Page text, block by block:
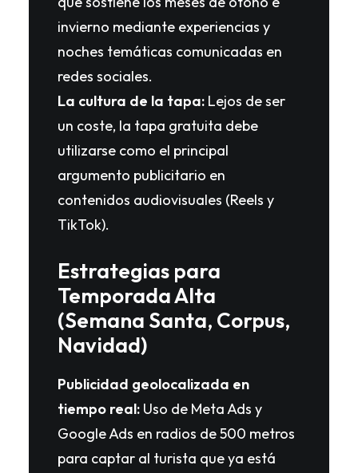
invierno mediante experiencias y
noches temáticas comunicadas en
redes sociales.
La cultura de la tapa: Lejos de ser
un coste, la tapa gratuita debe
utilizarse como el principal
argumento publicitario en
contenidos audiovisuales (Reels y
TikTok).
Estrategias para
Temporada Alta
(Semana Santa, Corpus,
Navidad)
Publicidad geolocalizada en
tiempo real: Uso de Meta Ads y
Google Ads en radios de 500 metros
para captar al turista que ya está